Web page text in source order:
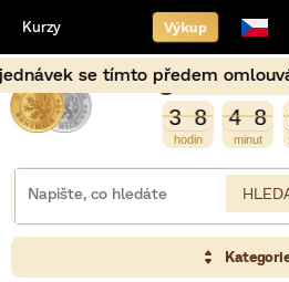
obsah
předem
Výkup
Kurzy
3
3 8
8 4
4 8
8